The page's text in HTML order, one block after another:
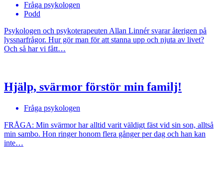
Fråga psykologen
Podd
Psykologen och psykoterapeuten Allan Linnér svarar återigen på
lyssnarfrågor. Hur gör man för att stanna upp och njuta av livet?
Och så har vi fått…
Hjälp, svärmor förstör min familj!
Fråga psykologen
FRÅGA: Min svärmor har alltid varit väldigt fäst vid sin son, alltså
min sambo. Hon ringer honom flera gånger per dag och han kan
inte…